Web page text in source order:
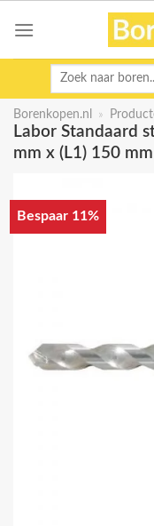
Zoeken
Borenkopen.nl »
Labor Standaard
mm x (L1) 150
Bespaar 11%